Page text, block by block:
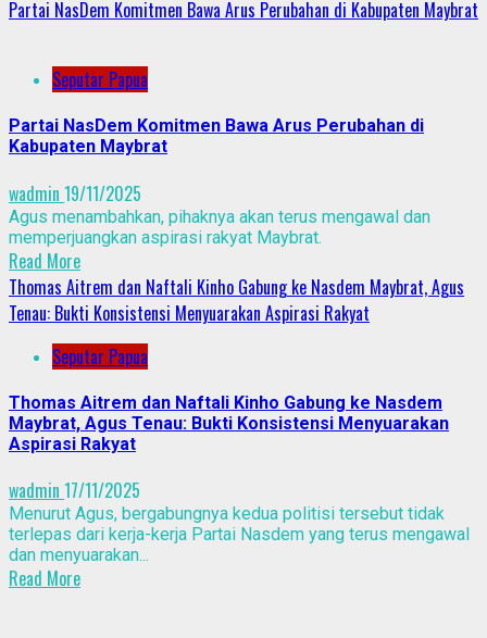
Partai NasDem Komitmen Bawa Arus Perubahan di Kabupaten Maybrat
Seputar Papua
Partai NasDem Komitmen Bawa Arus Perubahan di
Kabupaten Maybrat
wadmin 19/11/2025
Agus menambahkan, pihaknya akan terus mengawal dan
memperjuangkan aspirasi rakyat Maybrat.
Read More
Thomas Aitrem dan Naftali Kinho Gabung ke Nasdem Maybrat, Agus
Tenau: Bukti Konsistensi Menyuarakan Aspirasi Rakyat
Seputar Papua
Thomas Aitrem dan Naftali Kinho Gabung ke Nasdem
Maybrat, Agus Tenau: Bukti Konsistensi Menyuarakan
Aspirasi Rakyat
wadmin 17/11/2025
Menurut Agus, bergabungnya kedua politisi tersebut tidak
terlepas dari kerja-kerja Partai Nasdem yang terus mengawal
dan menyuarakan...
Read More